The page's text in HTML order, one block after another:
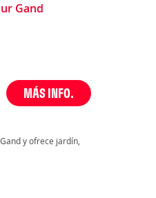
Gand
MÁS INFO.
y ofrece jardín,